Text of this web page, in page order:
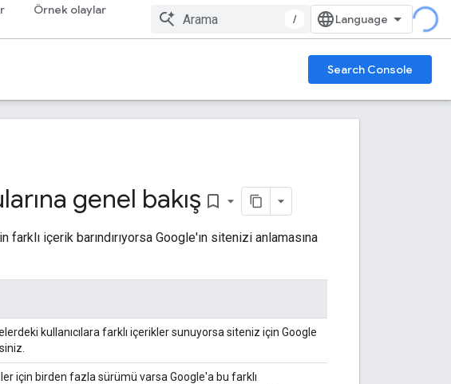
Örnek olaylar
/
Search Console
genel bakış bookmark_border
içerik barındırıyorsa Google'ın sitenizi anlamasına
kullanıcılara farklı içerikler sunuyorsa siteniz için Google
için birden fazla sürümü varsa Google'a bu farklı